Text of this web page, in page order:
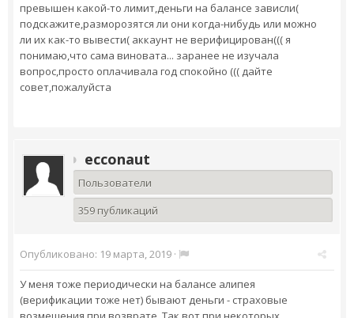
превышен какой-то лимит,деньги на балансе зависли(
подскажите,разморозятся ли они когда-нибудь или можно
ли их как-то вывести( аккаунт не верифицирован((( я
понимаю,что сама виновата... заранее не изучала
вопрос,просто оплачивала год спокойно ((( дайте
совет,пожалуйста
ecconaut
Пользователи
359 публикаций
Опубликовано: 19 марта, 2019 ·
У меня тоже периодически на балансе алипея
(верификации тоже нет) бывают деньги - страховые